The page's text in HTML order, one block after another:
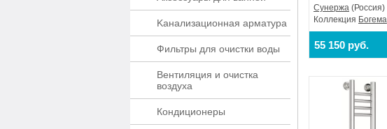
Kaнaлизaционнaя apматypa
Фильтры для очистки воды
Вентиляция и очистка
воздуха
Кондиционеры
Сунержа (Россия)
Коллекция Богема
55 150 руб.